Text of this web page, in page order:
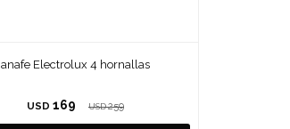
anafe Electrolux 4 hornallas
USD 169 USD 259